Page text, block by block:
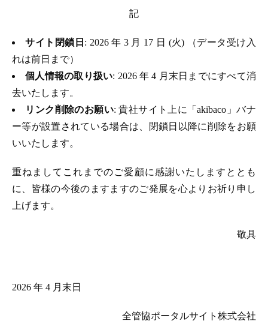
記
サイト閉鎖日 : 2026 年 3 月 17 日 (火) （データ受け入
れは前日まで）
個人情報の取り扱い: 2026 年 4 月末日までにすべて消
去いたします。
リンク削除のお願い: 貴社サイト上に「akibaco」バナ
ー等が設置されている場合は、閉鎖日以降に削除をお願
いいたします。
重ねましてこれまでのご愛顧に感謝いたしますととも
に、皆様の今後のますますのご発展を心よりお祈り申し
上げます。
敬具
2026 年 4 月末日
全管協ポータルサイト株式会社